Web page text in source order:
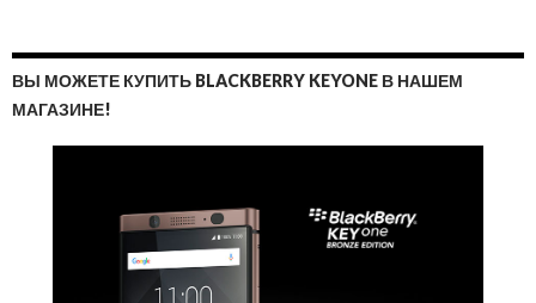
ВЫ МОЖЕТЕ КУПИТЬ BLACKBERRY KEYONE В НАШЕМ
МАГАЗИНЕ!